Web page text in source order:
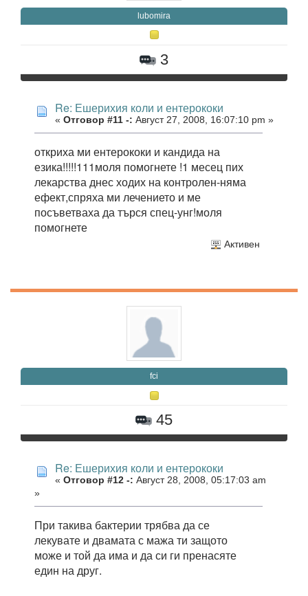
lubomira
3
Re: Ешерихия коли и ентерококи
« Отговор #11 -: Август 27, 2008, 16:07:10 pm »
откриха ми ентерококи и кандида на
езика!!!!!111моля помогнете !1 месец пих
лекарства днес ходих на контролен-няма
ефект,спряха ми лечението и ме
посъветваха да търся спец-унг!моля
помогнете
Активен
fci
45
Re: Ешерихия коли и ентерококи
« Отговор #12 -: Август 28, 2008, 05:17:03 am
»
При такива бактерии трябва да се
лекувате и двамата с мажа ти защото
може и той да има и да си ги пренасяте
един на друг.